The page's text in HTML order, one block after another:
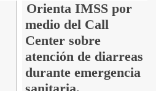
Orienta IMSS por
medio del Call
Center sobre
atención de diarreas
durante emergencia